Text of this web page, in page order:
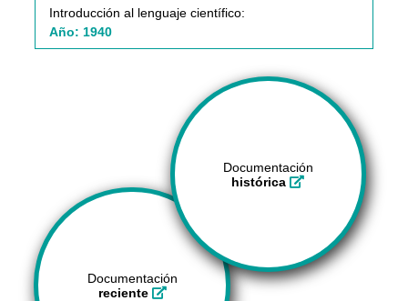
Introducción al lenguaje científico:
Año: 1940
Documentación
histórica
Documentación
reciente